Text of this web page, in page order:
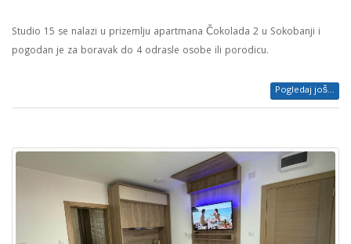
Studio 15 se nalazi u prizemlju apartmana Čokolada 2 u Sokobanji i
pogodan je za boravak do 4 odrasle osobe ili porodicu.
Pogledaj još...